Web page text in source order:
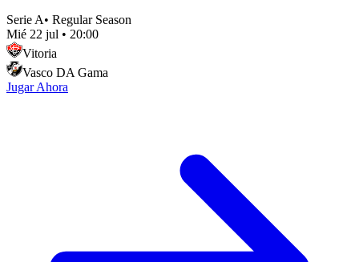
Serie A• Regular Season
Mié 22 jul • 20:00
Vitoria
Vasco DA Gama
Jugar Ahora